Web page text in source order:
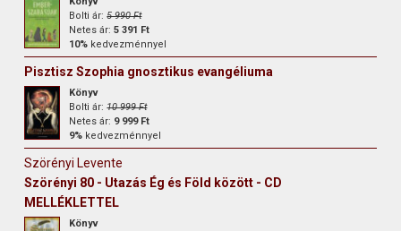
Bolti ár:5 990 Ft
Netes ár:5 391 Ft
10% kedvezménnyel
Pisztisz Szophia gnosztikus evangéliuma
Könyv
Bolti ár:10 999 Ft
Netes ár: 9 999 Ft
9% kedvezménnyel
Szörényi Levente
Szörényi 80 - Utazás Ég és Föld között - CD
MELLÉKLETTEL
Könyv